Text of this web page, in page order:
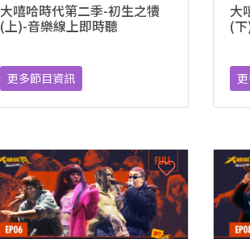
大嘻哈時代第二季-初生之犢
(上)-音樂線上即時聽
更多節目資訊
大
(